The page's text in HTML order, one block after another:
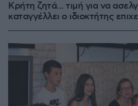
Κρήτη ζητά... τιμή για να
καταγγέλλει ο ιδιοκτήτης